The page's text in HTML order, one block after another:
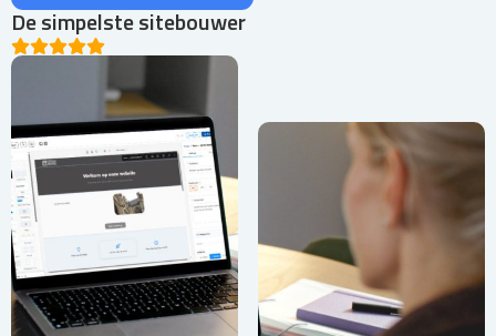
De simpelste sitebouwer